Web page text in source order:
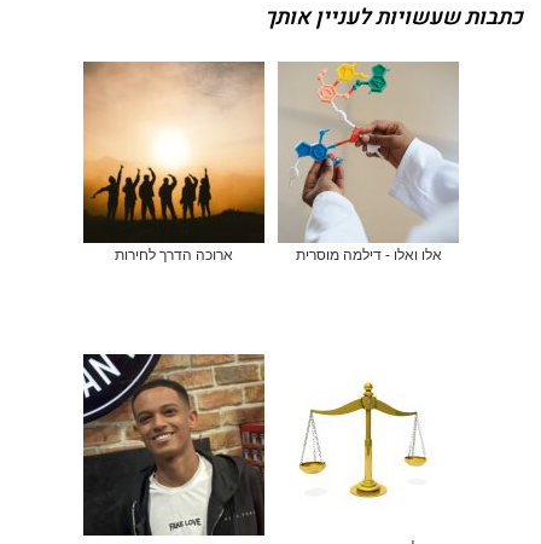
כתבות שעשויות לעניין אותך
אלו ואלו - דילמה מוסרית ארוכה הדרך לחירות